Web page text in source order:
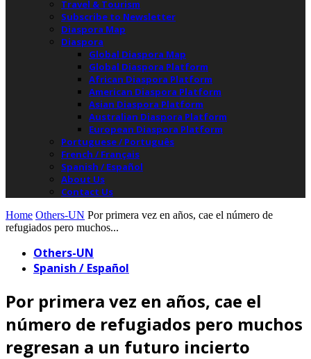
Travel & Tourism
Subscribe to Newsletter
Diaspora Map
Diaspora
Global Diaspora Map
Global Diaspora Platform
African Diaspora Platform
American Diaspora Platform
Asian Diaspora Platform
Australian Diaspora Platform
European Diaspora Platform
Portuguese / Português
French / Français
Spanish / Español
About Us
Contact Us
Home Others-UN Por primera vez en años, cae el número de
refugiados pero muchos...
Others-UN
Spanish / Español
Por primera vez en años, cae el
número de refugiados pero muchos
regresan a un futuro incierto